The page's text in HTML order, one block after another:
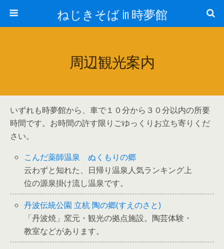
ねじきそば in 時夢館
周辺観光案内
いずれも時夢館から、車で１０分から３０分以内の所要
時間です。お時間の許す限りごゆっくりお立ち寄りくだ
さい。
こんだ薬師温泉 ぬくもりの郷
云わずと知れた、日帰り温泉人気ランキング上
位の源泉掛け流し温泉です。
丹波伝統公園 立杭 陶の郷(すえのさと)
「丹波焼」窯元・観光の拠点施設。陶芸体験・
教室などがあります。